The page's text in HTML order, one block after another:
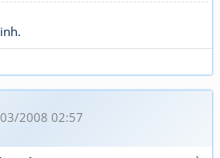
2008 02:57